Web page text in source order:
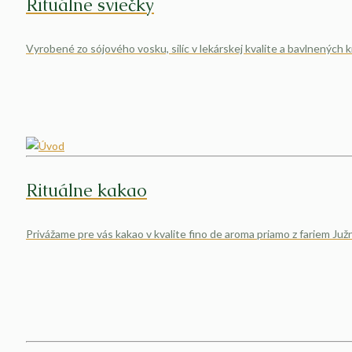
Rituálne sviečky
Vyrobené zo sójového vosku, silíc v lekárskej kvalite a bavlnených
Rituálne kakao
Privážame pre vás kakao v kvalite fino de aroma priamo z fariem